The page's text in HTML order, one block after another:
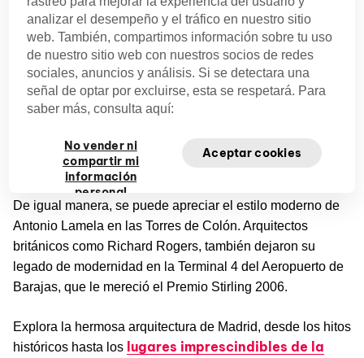
evolución urbanística de Madrid.
Por su parte, la sede del Instituto del Patrimonio Cultural
de España, proyectado por los arquitectos Fernando
Higueras y Antonio Miró, es un bien de interés patrimonial
que destaca entre las principales recomendaciones para
Investigaciones Científicas, obra de Miguel Fisac, también
es un hito fundamental para el admirador de las fachadas.
De igual manera, se puede apreciar el estilo moderno de
Antonio Lamela en las Torres de Colón. Arquitectos
británicos como Richard Rogers, también dejaron su
legado de modernidad en la Terminal 4 del Aeropuerto de
Barajas, que le mereció el Premio Stirling 2006.
Explora la hermosa arquitectura de Madrid, desde los hitos
históricos hasta los lugares imprescindibles de la
analizar el desempeño y el tráfico en nuestro sitio
web. También, compartimos información sobre tu uso
de nuestro sitio web con nuestros socios de redes
sociales, anuncios y análisis. Si se detectara una
señal de optar por excluirse, esta se respetará. Para
saber más, consulta aquí:
No vender ni
compartir mi
información
personal
Aceptar cookies